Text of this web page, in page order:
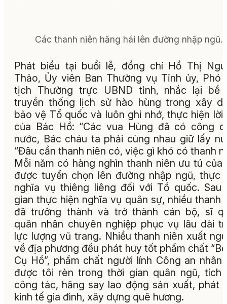
Các thanh niên hăng hái lên đường nhập ngũ.
Phát biểu tại buổi lễ, đồng chí Hồ Thị
Thảo, Ủy viên Ban Thường vụ Tỉnh ủy, Phó
tịch Thường trực UBND tỉnh, nhắc lại bề
truyền thống lịch sử hào hùng trong xây
bảo vệ Tổ quốc và luôn ghi nhớ, thực hiện lời
của Bác Hồ: “Các vua Hùng đã có công
nước, Bác cháu ta phải cùng nhau giữ lấy
“Đâu cần thanh niên có, việc gì khó có thanh
Mỗi năm có hàng nghìn thanh niên ưu tú của
được tuyển chọn lên đường nhập ngũ, thực
nghĩa vụ thiêng liêng đối với Tổ quốc. Sau
gian thực hiện nghĩa vụ quân sự, nhiều thanh
đã trưởng thành và trở thành cán bộ, sĩ
quân nhân chuyên nghiệp phục vụ lâu dài
lực lượng vũ trang. Nhiều thanh niên xuất
về địa phương đều phát huy tốt phẩm chất
Cụ Hồ”, phẩm chất người lính Công an nhân
được tôi rèn trong thời gian quân ngũ, tích
công tác, hăng say lao động sản xuất, phát
kinh tế gia đình, xây dựng quê hương.